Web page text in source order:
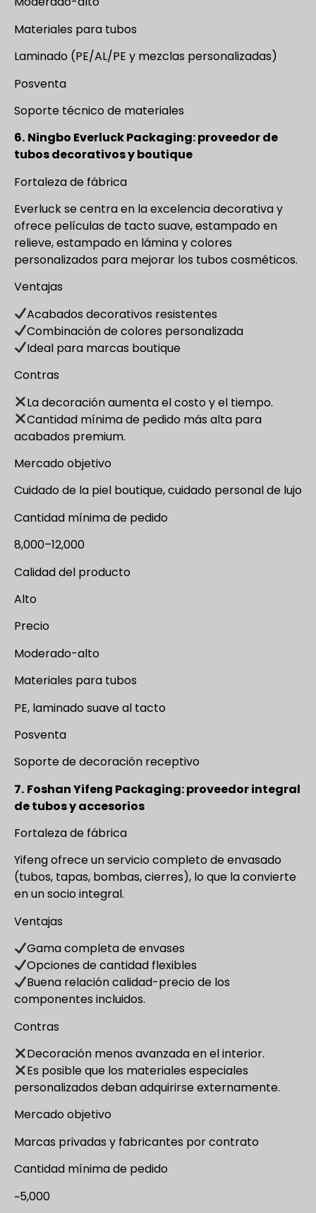
Materiales para tubos
Laminado (PE/AL/PE y mezclas personalizadas)
Posventa
Soporte técnico de materiales
6. Ningbo Everluck Packaging: proveedor de
tubos decorativos y boutique
Fortaleza de fábrica
Everluck se centra en la excelencia decorativa y
ofrece películas de tacto suave, estampado en
relieve, estampado en lámina y colores
personalizados para mejorar los tubos cosméticos.
Ventajas
Acabados decorativos resistentes
Combinación de colores personalizada
Ideal para marcas boutique
Contras
La decoración aumenta el costo y el tiempo.
Cantidad mínima de pedido más alta para
acabados premium.
Mercado objetivo
Cuidado de la piel boutique, cuidado personal de lujo
Cantidad mínima de pedido
8,000–12,000
Calidad del producto
Alto
Precio
Moderado-alto
Materiales para tubos
PE, laminado suave al tacto
Posventa
Soporte de decoración receptivo
7. Foshan Yifeng Packaging: proveedor integral
de tubos y accesorios
Fortaleza de fábrica
Yifeng ofrece un servicio completo de envasado
(tubos, tapas, bombas, cierres), lo que la convierte
en un socio integral.
Ventajas
Gama completa de envases
Opciones de cantidad flexibles
Buena relación calidad-precio de los
componentes incluidos.
Contras
Decoración menos avanzada en el interior.
Es posible que los materiales especiales
personalizados deban adquirirse externamente.
Mercado objetivo
Marcas privadas y fabricantes por contrato
Cantidad mínima de pedido
~5,000